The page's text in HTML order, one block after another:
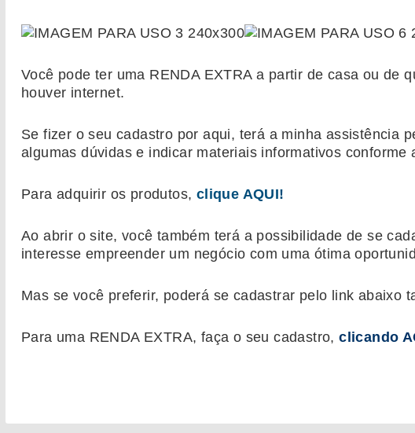
Você pode ter uma RENDA EXTRA a partir de casa ou de
houver internet.
Se fizer o seu cadastro por aqui, terá a minha assistência
algumas dúvidas e indicar materiais informativos conforme
Para adquirir os produtos, clique AQUI!
Ao abrir o site, você também terá a possibilidade de se
interesse empreender um negócio com uma ótima
Mas se você preferir, poderá se cadastrar pelo link abaixo
Para uma RENDA EXTRA, faça o seu cadastro,clicando